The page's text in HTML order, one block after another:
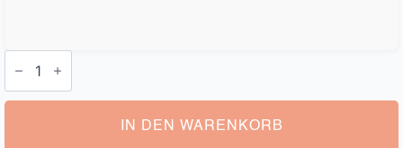
Armband
mit
Projektion
IN DEN WARENKORB